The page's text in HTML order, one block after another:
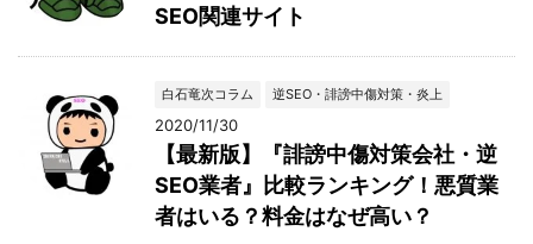
SEO関連サイト
白石竜次コラム 逆SEO・誹謗中傷対策・炎上
2020/11/30
【最新版】『誹謗中傷対策会社・逆
SEO業者』比較ランキング！悪質業
者はいる？料金はなぜ高い？